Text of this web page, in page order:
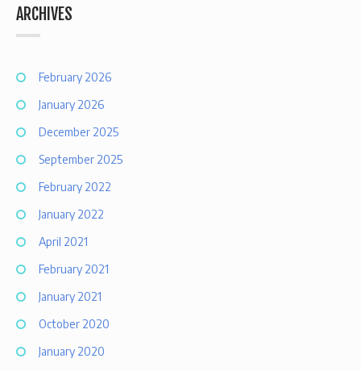
ARCHIVES
February 2026
January 2026
December 2025
September 2025
February 2022
January 2022
April 2021
February 2021
January 2021
October 2020
January 2020